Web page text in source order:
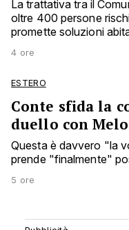
La trattativa tra il
oltre 400 persone
promette soluzioni
4 ore
ESTERO
Conte sfida la
duello con
Questa è davvero "la
prende "finalmente"
5 ore